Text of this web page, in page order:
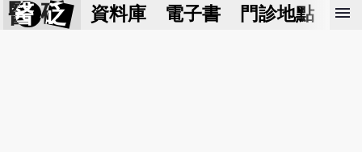
醫 砭 資料庫 電子書 門診地點 預
menu